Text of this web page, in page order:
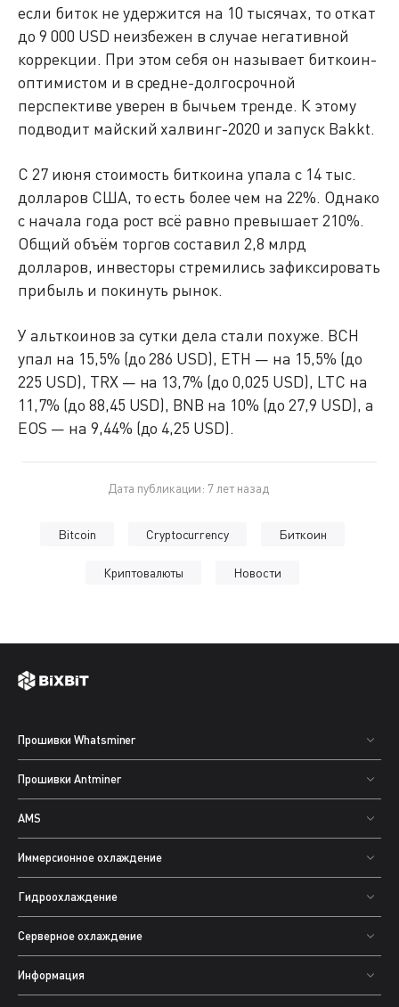
если биток не удержится на 10 тысячах, то откат
до 9 000 USD неизбежен в случае негативной
коррекции. При этом себя он называет биткоин-
оптимистом и в средне-долгосрочной
перспективе уверен в бычьем тренде. К этому
подводит майский халвинг-2020 и запуск Bakkt.
С 27 июня стоимость биткоина упала с 14 тыс.
долларов США, то есть более чем на 22%. Однако
с начала года рост всё равно превышает 210%.
Общий объём торгов составил 2,8 млрд
долларов, инвесторы стремились зафиксировать
прибыль и покинуть рынок.
У альткоинов за сутки дела стали похуже. BCH
упал на 15,5% (до 286 USD), ETH — на 15,5% (до
225 USD), TRX — на 13,7% (до 0,025 USD), LTC на
11,7% (до 88,45 USD), BNB на 10% (до 27,9 USD), а
EOS — на 9,44% (до 4,25 USD).
Дата публикации: 7 лет назад
Bitcoin Cryptocurrency Биткоин
Криптовалюты Новости
Прошивки Whatsminer
Прошивки Antminer
AMS
Иммерсионное охлаждение
Гидроохлаждение
Серверное охлаждение
Информация